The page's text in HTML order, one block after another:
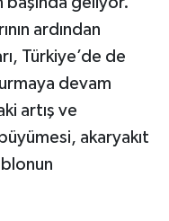
ardından
Türkiye’de de
devam
artış ve
akaryakıt